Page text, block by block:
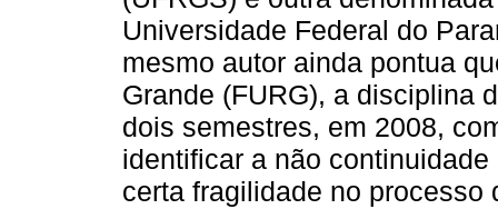
Universidade Federal do
mesmo autor ainda pontua
Grande (FURG), a disciplina
dois semestres, em 2008,
identificar a não
certa fragilidade no processo